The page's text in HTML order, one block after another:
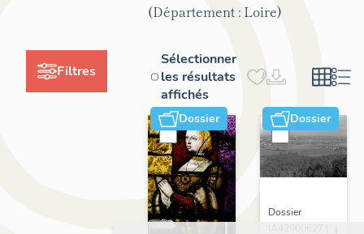
Filtres
(Département : Loire)
Sélectionner
les résultats
affichés
Dossier Dossier
Dossier